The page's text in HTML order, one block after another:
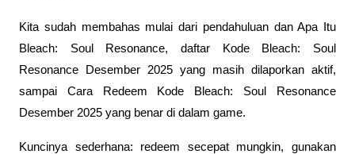
Kita sudah membahas mulai dari pendahuluan dan Apa Itu
Bleach: Soul Resonance, daftar Kode Bleach: Soul
Resonance Desember 2025 yang masih dilaporkan aktif,
sampai Cara Redeem Kode Bleach: Soul Resonance
Desember 2025 yang benar di dalam game.
Kuncinya sederhana: redeem secepat mungkin, gunakan